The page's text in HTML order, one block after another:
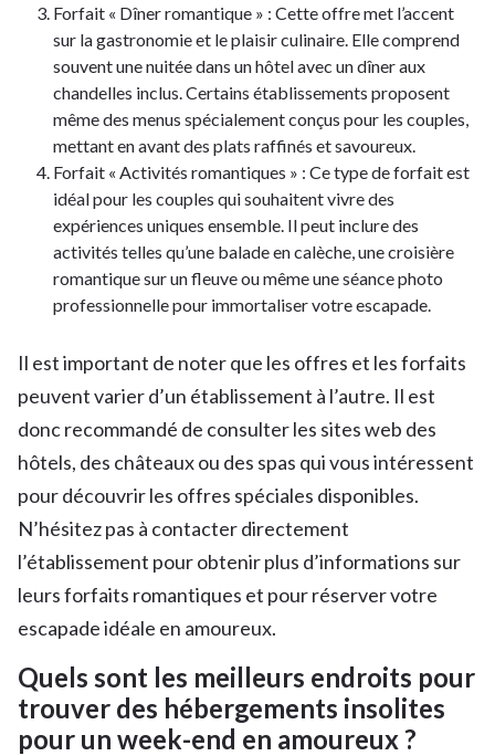
Forfait « Dîner romantique » : Cette offre met l’accent
sur la gastronomie et le plaisir culinaire. Elle comprend
souvent une nuitée dans un hôtel avec un dîner aux
chandelles inclus. Certains établissements proposent
même des menus spécialement conçus pour les couples,
mettant en avant des plats raffinés et savoureux.
Forfait « Activités romantiques » : Ce type de forfait est
idéal pour les couples qui souhaitent vivre des
expériences uniques ensemble. Il peut inclure des
activités telles qu’une balade en calèche, une croisière
romantique sur un fleuve ou même une séance photo
professionnelle pour immortaliser votre escapade.
Il est important de noter que les offres et les forfaits
peuvent varier d’un établissement à l’autre. Il est
donc recommandé de consulter les sites web des
hôtels, des châteaux ou des spas qui vous intéressent
pour découvrir les offres spéciales disponibles.
N’hésitez pas à contacter directement
l’établissement pour obtenir plus d’informations sur
leurs forfaits romantiques et pour réserver votre
escapade idéale en amoureux.
Quels sont les meilleurs endroits pour
trouver des hébergements insolites
pour un week-end en amoureux ?